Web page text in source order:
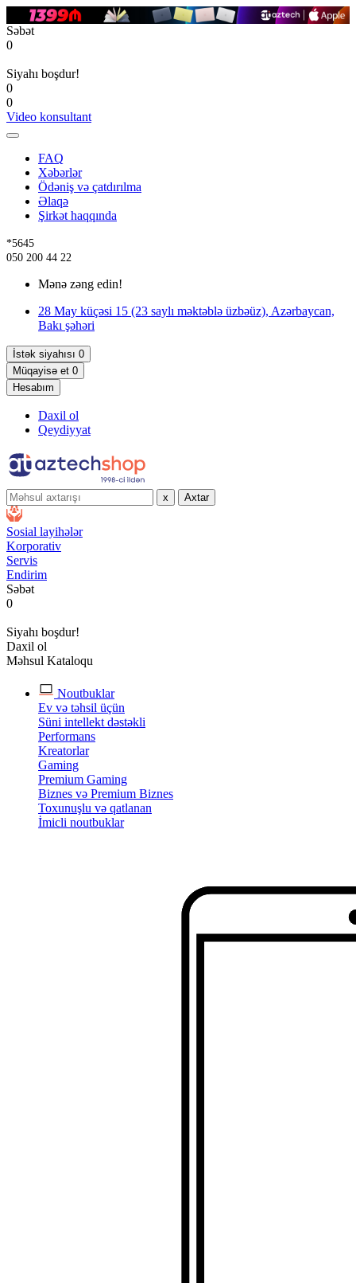
Səbət
0
Siyahı boşdur!
0
0
Video konsultant
FAQ
Xəbərlər
Ödəniş və çatdırılma
Əlaqə
Şirkət haqqında
*5645
050 200 44 22
Mənə zəng edin!
28 May küçəsi 15 (23 saylı məktəblə üzbəüz), Azərbaycan,
Bakı şəhəri
İstək siyahısı 0
Müqayisə et 0
Hesabım
Daxil ol
Qeydiyyat
x Axtar
Sosial layihələr
Korporativ
Servis
Endirim
Səbət
0
Siyahı boşdur!
Daxil ol
Məhsul Kataloqu
Noutbuklar
Ev və təhsil üçün
Süni intellekt dəstəkli
Performans
Kreatorlar
Gaming
Premium Gaming
Biznes və Premium Biznes
Toxunuşlu və qatlanan
İmicli noutbuklar